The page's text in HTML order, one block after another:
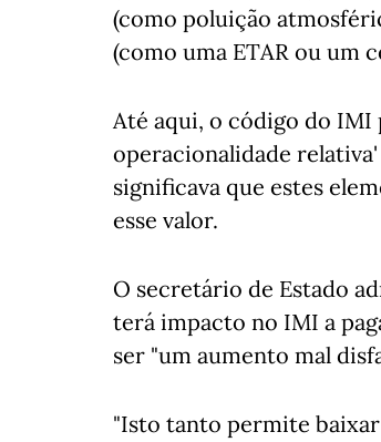
(como poluição
(como uma ETAR ou um
Até aqui, o código do IMI
operacionalidade
significava que estes
esse valor.
O secretário de Estado
terá impacto no IMI a
ser "um aumento mal
"Isto tanto permite